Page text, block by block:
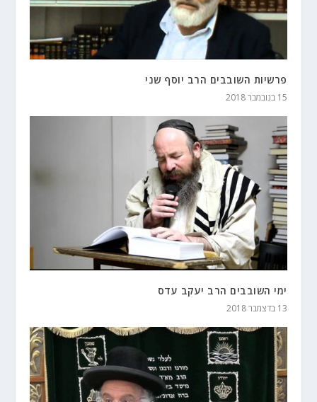
פרשיות השובבים הרב יוסף שני
15 בנובמבר 2018
ימי השובבים הרב יעקב עדס
13 בדצמבר 2018